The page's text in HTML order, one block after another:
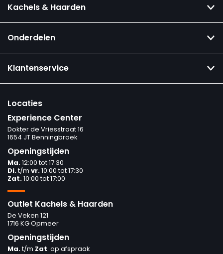
Kachels & Haarden
Onderdelen
Klantenservice
Locaties
Experience Center
Dokter de Vriesstraat 16
1654 JT Benningbroek
Openingstijden
Ma.12:00 tot 17:30
Di.t/m vr.10:00 tot 17:30
Zat.10:00 tot 17:00
Outlet Kachels & Haarden
De Veken 121
1716 KG Opmeer
Openingstijden
Ma.t/m Zat. op afspraak